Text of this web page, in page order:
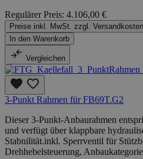
Regulärer Preis: 4.106,00 €
Preise inkl. MwSt. zzgl. Versandkosten
In den Warenkorb
Vergleichen
3-Punkt Rahmen für FB69T.G2
Dieser 3-Punkt-Anbaurahmen
und verfügt über klappbare
Stabnilität.inkl. Sperrventil für
Drehhebelsteuerung,